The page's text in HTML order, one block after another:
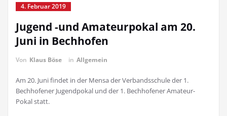
4. Februar 2019
Jugend -und Amateurpokal am 20.
Juni in Bechhofen
Von Klaus Böse in Allgemein
Am 20. Juni findet in der Mensa der Verbandsschule der 1.
Bechhofener Jugendpokal und der 1. Bechhofener Amateur-
Pokal statt.